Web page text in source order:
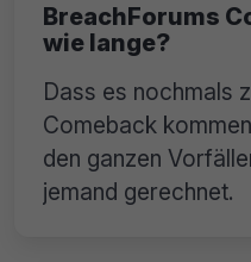
BreachForums
wie lange?
Dass es nochmals
Comeback
den ganzen
jemand gerechnet.